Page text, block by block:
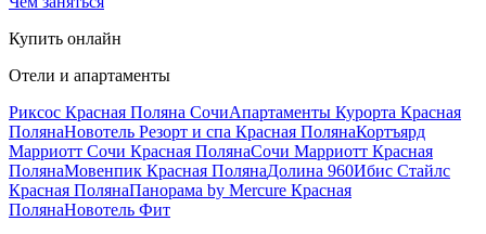
Купить онлайн
Отели и апартаменты
Риксос Красная Поляна СочиАпартаменты Курорта Красная
ПолянаНовотель Резорт и спа Красная ПолянаКортъярд
Марриотт Сочи Красная ПолянаСочи Марриотт Красная
ПолянаМовенпик Красная ПолянаДолина 960Ибис Стайлс
Красная ПолянаПанорама by Mercure Красная
ПолянаНовотель Фит